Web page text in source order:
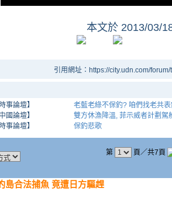
本文於 2013/03/
引用網址：https://city.udn.com/
時事論壇】
老藍老綠不保釣? 咱們找老共表
中國論壇】
雙方休漁降溫, 菲示威者計劃駕
時事論壇】 保釣悲歌
第 頁／共7頁
島合法捕魚 竟遭日方驅趕